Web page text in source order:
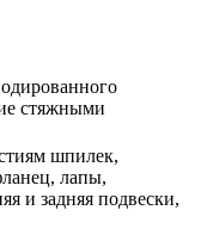
стяжными
шпилек,
лапы,
и задняя подвески,